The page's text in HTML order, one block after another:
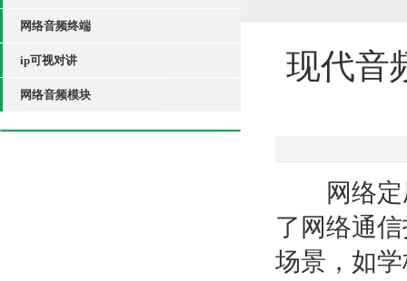
网络音频终端
ip可视对讲
网络音频模块
现代音
网络定压
了网络通
场景，如